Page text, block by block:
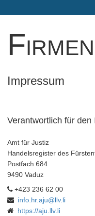
Impressum
Verantwortlich für den
Amt für Justiz
Handelsregister des
Postfach 684
9490 Vaduz
+423 236 62 00
info.hr.aju@llv.li
https://aju.llv.li